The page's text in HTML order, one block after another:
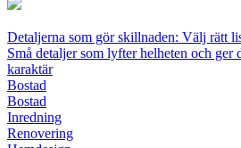
Detaljerna som gör skillnaden: Välj rätt
Små detaljer som lyfter helheten och ger
karaktär
Bostad
Bostad
Inredning
Renovering